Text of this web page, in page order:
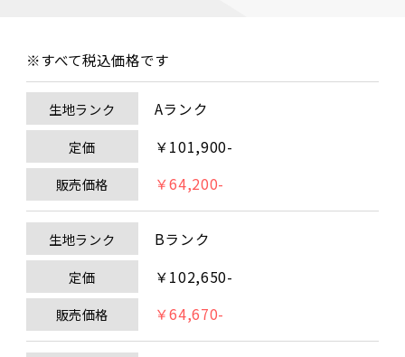
※すべて税込価格です
生地ランク Aランク
定価 ￥101,900-
販売価格 ￥64,200-
生地ランク Bランク
定価 ￥102,650-
販売価格 ￥64,670-